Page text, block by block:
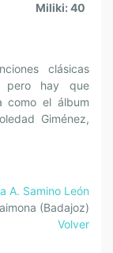
Miliki: 40
clásicas
pero hay que
como el álbum
Giménez,
A. Samino León
(Badajoz)
Volver